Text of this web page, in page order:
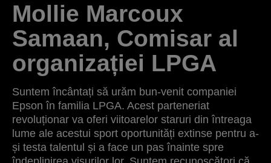
Mollie Marcoux
Samaan, Comisar al
organizației LPGA
Suntem încântați să urăm bun-venit companiei
Epson în familia LPGA. Acest parteneriat
revoluționar va oferi viitoarelor staruri din întreaga
lume ale acestui sport oportunități extinse pentru a-
și testa talentul și a face un pas înainte spre